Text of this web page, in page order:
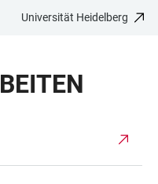
Universität Heidelberg